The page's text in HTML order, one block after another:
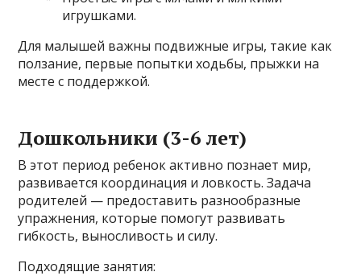
игрушками.
Для малышей важны подвижные игры, такие как
ползание, первые попытки ходьбы, прыжки на
месте с поддержкой.
Дошкольники (3-6 лет)
В этот период ребенок активно познает мир,
развивается координация и ловкость. Задача
родителей — предоставить разнообразные
упражнения, которые помогут развивать
гибкость, выносливость и силу.
Подходящие занятия: